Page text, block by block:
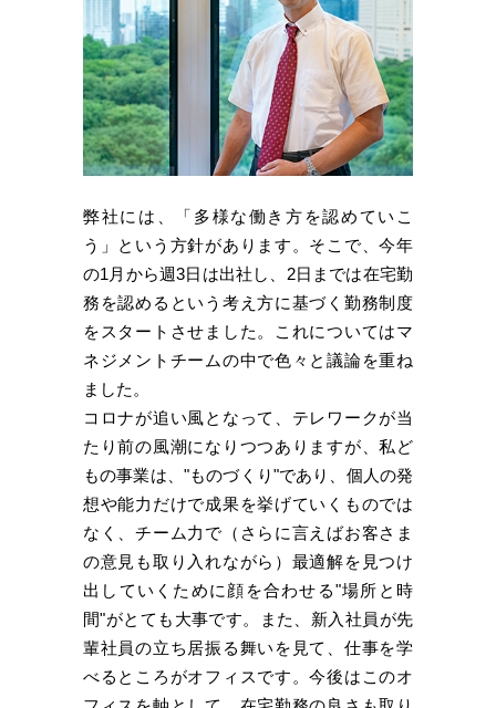
弊社には、「多様な働き方を認めていこ
う」という方針があります。そこで、今年
の1月から週3日は出社し、2日までは在宅勤
務を認めるという考え方に基づく勤務制度
をスタートさせました。これについてはマ
ネジメントチームの中で色々と議論を重ね
ました。
コロナが追い風となって、テレワークが当
たり前の風潮になりつつありますが、私ど
もの事業は、"ものづくり"であり、個人の発
想や能力だけで成果を挙げていくものでは
なく、チーム力で（さらに言えばお客さま
の意見も取り入れながら）最適解を見つけ
出していくために顔を合わせる"場所と時
間"がとても大事です。また、新入社員が先
輩社員の立ち居振る舞いを見て、仕事を学
べるところがオフィスです。今後はこのオ